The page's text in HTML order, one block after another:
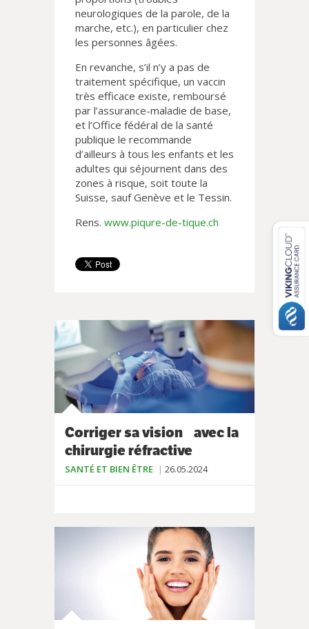
neurologiques de la parole, de la
marche, etc.), en particulier chez
les personnes âgées.
En revanche, s’il n’y a pas de
traitement spécifique, un vaccin
très efficace existe, remboursé
par l’assurance-maladie de base,
et l’Office fédéral de la santé
publique le recommande
d’ailleurs à tous les enfants et les
adultes qui séjournent dans des
zones à risque, soit toute la
Suisse, sauf Genève et le Tessin.
Rens. www.piqure-de-tique.ch
Corriger sa vision avec la
chirurgie réfractive
SANTÉ ET BIEN ÊTRE 26.05.2024